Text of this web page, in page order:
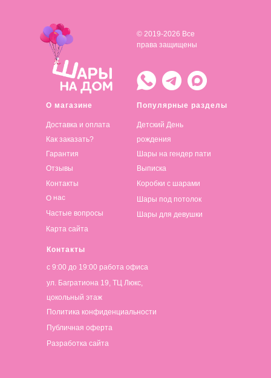
О магазине
Доставка и оплата
Популярные разделы
Детский День
рождения
Контакты
© 2019-2026 Все
права защищены
Как заказать?
Гарантия
Отзывы
Контакты
О нас
Частые вопросы
Карта сайта
Шары на гендер пати
Выписка
Коробки с шарами
Шары под потолок
Шары для девушки
с 9:00 до 19:00 работа офиса
ул. Багратиона 19, ТЦ Люкс,
цокольный этаж
Политика конфиденциальности
Публичная оферта
Разработка сайта